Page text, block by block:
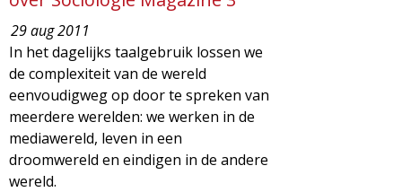
29 aug 2011
In het dagelijks taalgebruik lossen we
de complexiteit van de wereld
eenvoudigweg op door te spreken van
meerdere werelden: we werken in de
mediawereld, leven in een
droomwereld en eindigen in de andere
wereld.